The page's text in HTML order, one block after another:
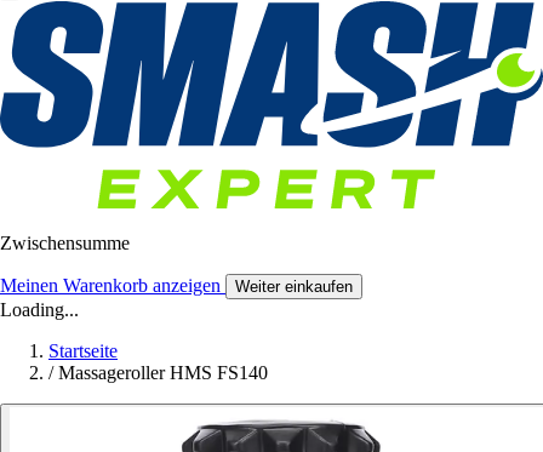
Zwischensumme
Meinen Warenkorb anzeigen Weiter einkaufen
Loading...
Startseite
/ Massageroller HMS FS140